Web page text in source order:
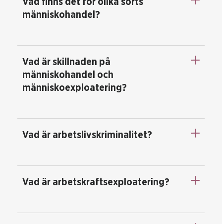
Vad finns det för olika sorts
människohandel?
Vad är skillnaden på
människohandel och
människoexploatering?
Vad är arbetslivskriminalitet?
Vad är arbetskraftsexploatering?